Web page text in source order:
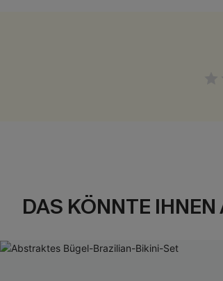
DAS KÖNNTE